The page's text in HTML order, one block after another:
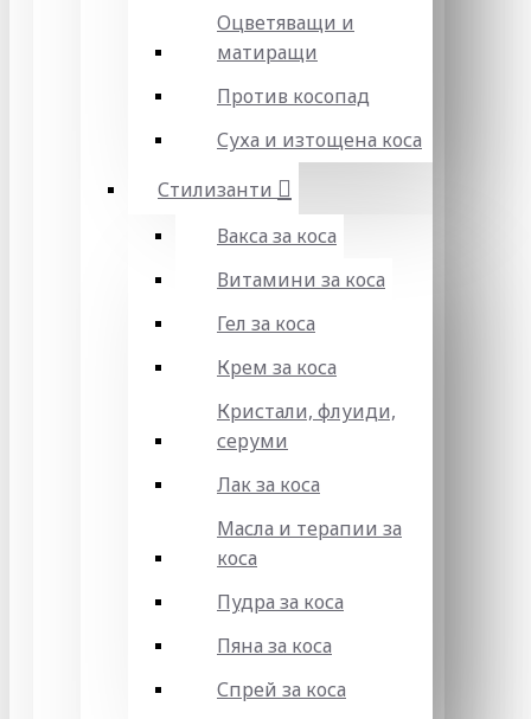
Оцветяващи и
матиращи
Против косопад
Суха и изтощена коса
Стилизанти
Вакса за коса
Витамини за коса
Гел за коса
Крем за коса
Кристали, флуиди,
серуми
Лак за коса
Масла и терапии за
коса
Пудра за коса
Пяна за коса
Спрей за коса